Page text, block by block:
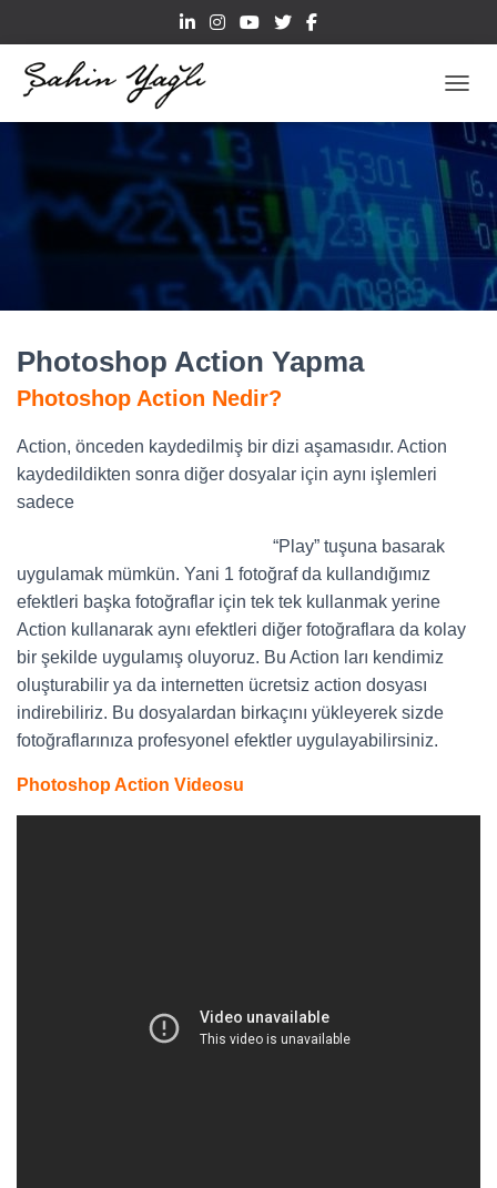
Photoshop Action Yapma
Photoshop Action Nedir?
Action, önceden kaydedilmiş bir dizi aşamasıdır. Action
kaydedildikten sonra diğer dosyalar için aynı işlemleri
sadece
“Play” tuşuna basarak
uygulamak mümkün. Yani 1 fotoğraf da kullandığımız
efektleri başka fotoğraflar için tek tek kullanmak yerine
Action kullanarak aynı efektleri diğer fotoğraflara da kolay
bir şekilde uygulamış oluyoruz. Bu Action ları kendimiz
oluşturabilir ya da internetten ücretsiz action dosyası
indirebiliriz. Bu dosyalardan birkaçını yükleyerek sizde
fotoğraflarınıza profesyonel efektler uygulayabilirsiniz.
Photoshop Action Videosu